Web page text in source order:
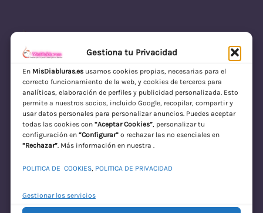
Gestiona tu Privacidad
En MisDiabluras.esusamos cookies propias, necesarias para el
correcto funcionamiento de la web, y cookies de terceros para
analíticas, elaboración de perfiles y publicidad personalizada. Esto
permite a nuestros socios, incluido Google, recopilar, compartir y
usar datos personales para personalizar anuncios. Puedes aceptar
todas las cookies con “Aceptar Cookies”, personalizar tu
configuración en “Configurar”o rechazar las no esenciales en
“Rechazar”. Más información en nuestra .
POLITICA DE COOKIES, POLITICA DE PRIVACIDAD
Gestionar los servicios
MisDiabluras | Sexshop Online con Envío
Discreto en España
Acceder